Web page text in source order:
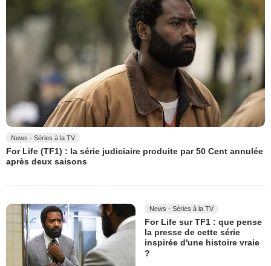
News - Séries à la TV
For Life (TF1) : la série judiciaire produite par 50 Cent annulée
après deux saisons
News - Séries à la TV
For Life sur TF1 : que pense
la presse de cette série
inspirée d'une histoire vraie
?